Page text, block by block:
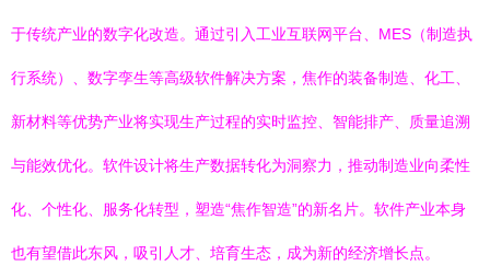
于传统产业的数字化改造。通过引入工业互联网平台、MES（制造执
行系统）、数字孪生等高级软件解决方案，焦作的装备制造、化工、
新材料等优势产业将实现生产过程的实时监控、智能排产、质量追溯
与能效优化。软件设计将生产数据转化为洞察力，推动制造业向柔性
化、个性化、服务化转型，塑造“焦作智造”的新名片。软件产业本身
也有望借此东风，吸引人才、培育生态，成为新的经济增长点。